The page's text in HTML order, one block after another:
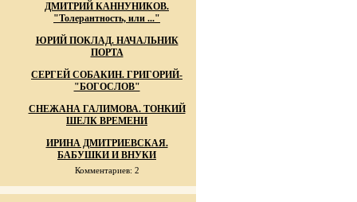
ДМИТРИЙ КАННУНИКОВ.
"Толерантность, или ..."
ЮРИЙ ПОКЛАД. НАЧАЛЬНИК
ПОРТА
СЕРГЕЙ СОБАКИН. ГРИГОРИЙ-
"БОГОСЛОВ"
СНЕЖАНА ГАЛИМОВА. ТОНКИЙ
ШЕЛК ВРЕМЕНИ
ИРИНА ДМИТРИЕВСКАЯ.
БАБУШКИ И ВНУКИ
Комментариев: 2